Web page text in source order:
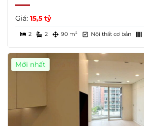
Giá: 15,5 tỷ
2 2 90 m² Nội thất cơ bản
Mới nhất